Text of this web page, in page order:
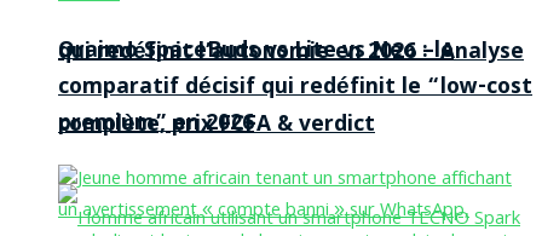
qui redéfinit l’autonomie en 2026 – Analyse
complète, prix FCFA & verdict
Oraimo SpaceBuds vs Lite vs Neo : le
comparatif décisif qui redéfinit le “low-cost
premium” en 2026